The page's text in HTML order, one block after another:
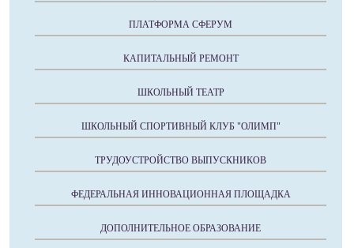
ПЛАТФОРМА СФЕРУМ
КАПИТАЛЬНЫЙ РЕМОНТ
ШКОЛЬНЫЙ ТЕАТР
ШКОЛЬНЫЙ СПОРТИВНЫЙ КЛУБ "ОЛИМП"
ТРУДОУСТРОЙСТВО ВЫПУСКНИКОВ
ФЕДЕРАЛЬНАЯ ИННОВАЦИОННАЯ ПЛОЩАДКА
ДОПОЛНИТЕЛЬНОЕ ОБРАЗОВАНИЕ